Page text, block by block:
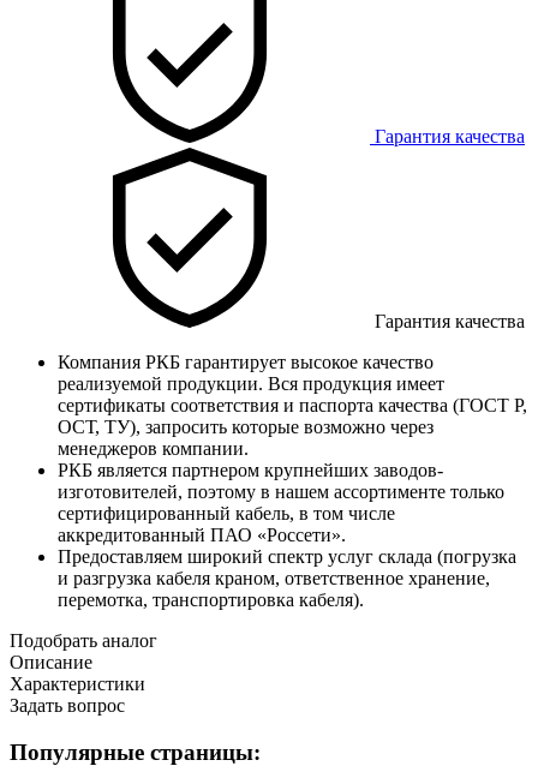
Гарантия качества
Гарантия качества
Компания РКБ гарантирует высокое качество
реализуемой продукции. Вся продукция имеет
сертификаты соответствия и паспорта качества (ГОСТ Р,
ОСТ, ТУ), запросить которые возможно через
менеджеров компании.
РКБ является партнером крупнейших заводов-
изготовителей, поэтому в нашем ассортименте только
сертифицированный кабель, в том числе
аккредитованный ПАО «Россети».
Предоставляем широкий спектр услуг склада (погрузка
и разгрузка кабеля краном, ответственное хранение,
перемотка, транспортировка кабеля).
Подобрать аналог
Описание
Характеристики
Задать вопрос
Популярные страницы: